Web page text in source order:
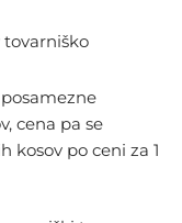
tovarniško
cena pa se
kosov po ceni za 1